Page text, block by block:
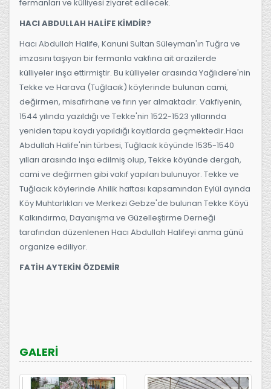
fermanları ve külliyesi ziyaret edilecek.
HACI ABDULLAH HALİFE KİMDİR?
Hacı Abdullah Halife, Kanuni Sultan Süleyman'ın Tuğra ve
imzasını taşıyan bir fermanla vakfına ait arazilerde
külliyeler inşa ettirmiştir. Bu külliyeler arasında Yağlıdere'nin
Tekke ve Harava (Tuğlacık) köylerinde bulunan cami,
değirmen, misafirhane ve fırın yer almaktadır. Vakfiyenin,
1544 yılında yazıldığı ve Tekke'nin 1522-1523 yıllarında
yeniden tapu kaydı yapıldığı kayıtlarda geçmektedir.Hacı
Abdullah Halife'nin türbesi, Tuğlacık köyünde 1535-1540
yılları arasında inşa edilmiş olup, Tekke köyünde dergah,
cami ve değirmen gibi vakıf yapıları bulunuyor. Tekke ve
Tuğlacık köylerinde Ahilik haftası kapsamından Eylül ayında
Köy Muhtarlıkları ve Merkezi Gebze'de bulunan Tekke Köyü
Kalkındırma, Dayanışma ve Güzelleştirme Derneği
tarafından düzenlenen Hacı Abdullah Halifeyi anma günü
organize ediliyor.
FATİH AYTEKİN ÖZDEMİR
GALERİ